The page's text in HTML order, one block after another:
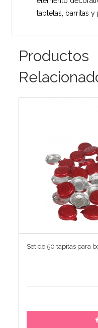
tabletas, barritas y
Productos
Set de 50 tapitas para